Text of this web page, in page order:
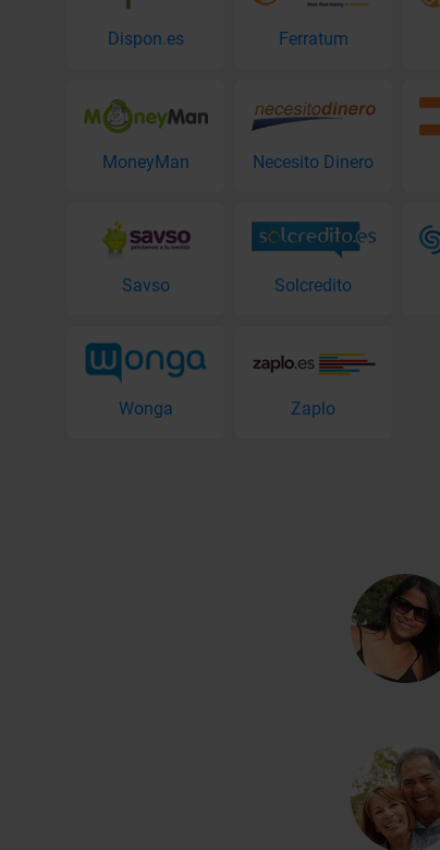
Dispon.es Ferratum
MoneyMan Necesito Dinero
Savso Solcredito
Wonga Zaplo